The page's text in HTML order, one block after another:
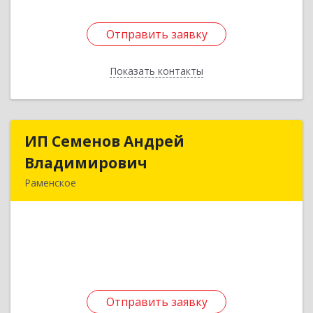
Отправить заявку
Показать контакты
Отправить заявку
Назад
ИП Семенов Андрей
Владимирович
Раменское
Отправить заявку
ИП Семенов Андрей
Отправить заявку